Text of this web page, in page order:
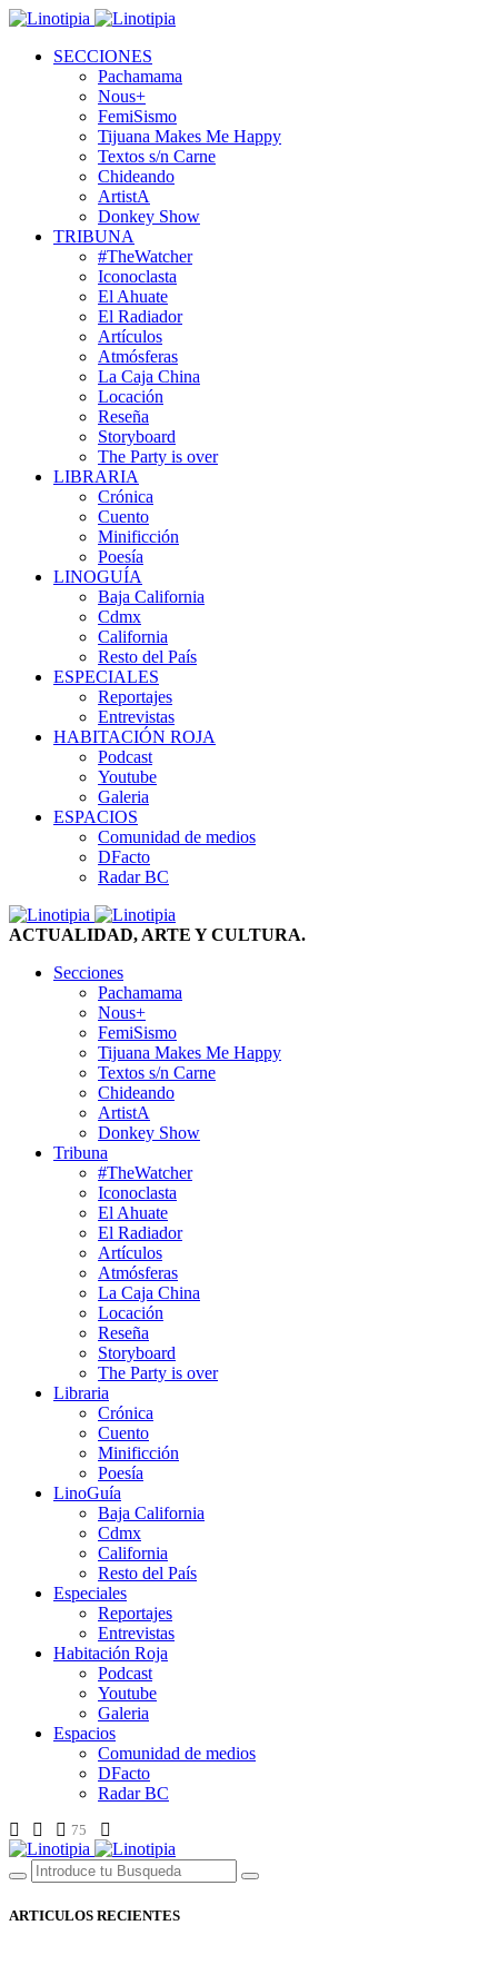
SECCIONES
Pachamama
Nous+
FemiSismo
Tijuana Makes Me Happy
Textos s/n Carne
Chideando
ArtistA
Donkey Show
TRIBUNA
#TheWatcher
Iconoclasta
El Ahuate
El Radiador
Artículos
Atmósferas
La Caja China
Locación
Reseña
Storyboard
The Party is over
LIBRARIA
Crónica
Cuento
Minificción
Poesía
LINOGUÍA
Baja California
Cdmx
California
Resto del País
ESPECIALES
Reportajes
Entrevistas
HABITACIÓN ROJA
Podcast
Youtube
Galeria
ESPACIOS
Comunidad de medios
DFacto
Radar BC
ACTUALIDAD, ARTE Y CULTURA.
Secciones
Pachamama
Nous+
FemiSismo
Tijuana Makes Me Happy
Textos s/n Carne
Chideando
ArtistA
Donkey Show
Tribuna
#TheWatcher
Iconoclasta
El Ahuate
El Radiador
Artículos
Atmósferas
La Caja China
Locación
Reseña
Storyboard
The Party is over
Libraria
Crónica
Cuento
Minificción
Poesía
LinoGuía
Baja California
Cdmx
California
Resto del País
Especiales
Reportajes
Entrevistas
Habitación Roja
Podcast
Youtube
Galeria
Espacios
Comunidad de medios
DFacto
Radar BC
75
ARTICULOS RECIENTES